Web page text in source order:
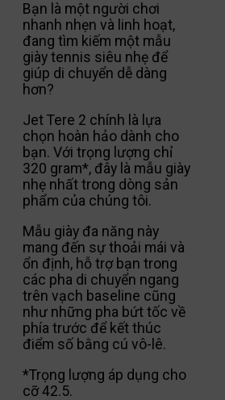
Bạn là một người chơi
nhanh nhẹn và linh hoạt,
đang tìm kiếm một mẫu
giày tennis siêu nhẹ để
giúp di chuyển dễ dàng
hơn?
Jet Tere 2 chính là lựa
chọn hoàn hảo dành cho
bạn. Với trọng lượng chỉ
320 gram*, đây là mẫu giày
nhẹ nhất trong dòng sản
phẩm của chúng tôi.
Mẫu giày đa năng này
mang đến sự thoải mái và
ổn định, hỗ trợ bạn trong
các pha di chuyển ngang
trên vạch baseline cũng
như những pha bứt tốc về
phía trước để kết thúc
điểm số bằng cú vô-lê.
*Trọng lượng áp dụng cho
cỡ 42.5.